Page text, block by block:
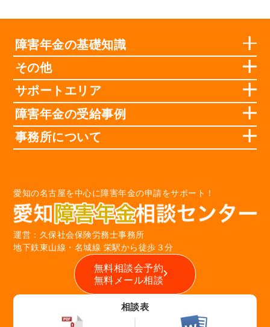
障害年金の基礎知識
その他
サポートエリア
障害年金の受給事例
事務所について
愛知の名古屋を中心に障害年金の申請をサポート！
運営：久保社会保険労務士事務所
地下鉄東山線・名城線 栄駅から徒歩３分
無料相談会予約
無料メール相談
相談表